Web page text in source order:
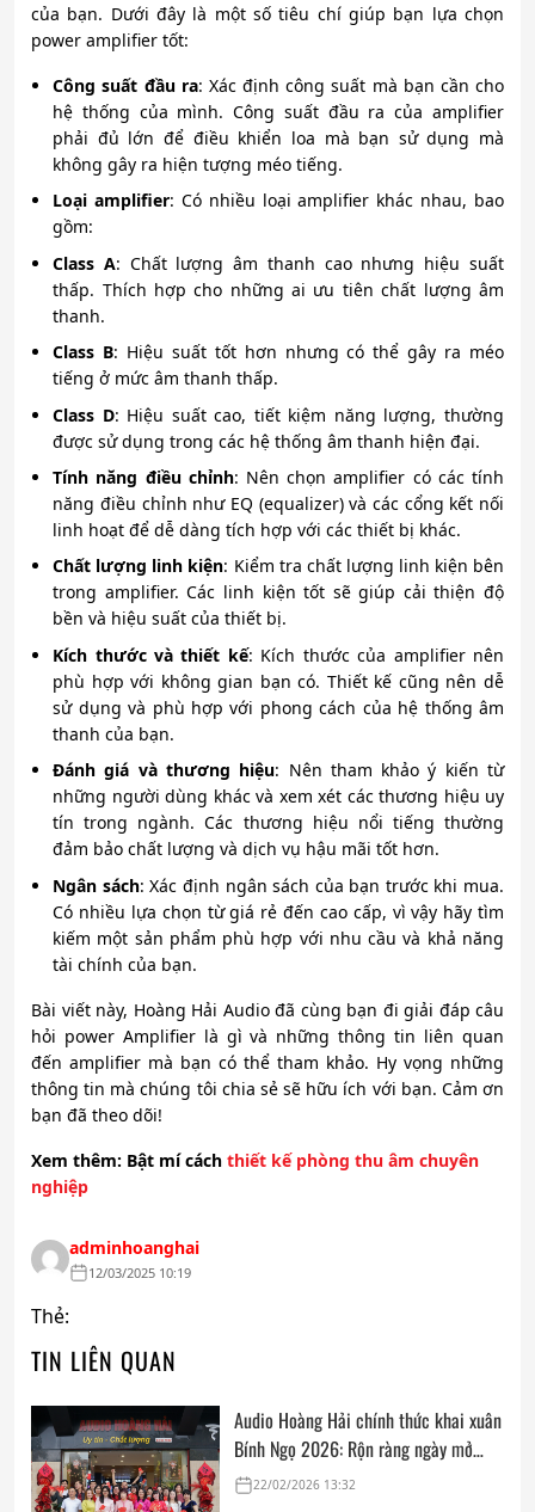
của bạn. Dưới đây là một số tiêu chí giúp bạn lựa chọn
power amplifier tốt:
Công suất đầu ra: Xác định công suất mà bạn cần cho
hệ thống của mình. Công suất đầu ra của amplifier
phải đủ lớn để điều khiển loa mà bạn sử dụng mà
không gây ra hiện tượng méo tiếng.
Loại amplifier: Có nhiều loại amplifier khác nhau, bao
gồm:
Class A: Chất lượng âm thanh cao nhưng hiệu suất
thấp. Thích hợp cho những ai ưu tiên chất lượng âm
thanh.
Class B: Hiệu suất tốt hơn nhưng có thể gây ra méo
tiếng ở mức âm thanh thấp.
Class D: Hiệu suất cao, tiết kiệm năng lượng, thường
được sử dụng trong các hệ thống âm thanh hiện đại.
Tính năng điều chỉnh: Nên chọn amplifier có các tính
năng điều chỉnh như EQ (equalizer) và các cổng kết nối
linh hoạt để dễ dàng tích hợp với các thiết bị khác.
Chất lượng linh kiện: Kiểm tra chất lượng linh kiện bên
trong amplifier. Các linh kiện tốt sẽ giúp cải thiện độ
bền và hiệu suất của thiết bị.
Kích thước và thiết kế: Kích thước của amplifier nên
phù hợp với không gian bạn có. Thiết kế cũng nên dễ
sử dụng và phù hợp với phong cách của hệ thống âm
thanh của bạn.
Đánh giá và thương hiệu: Nên tham khảo ý kiến từ
những người dùng khác và xem xét các thương hiệu uy
tín trong ngành. Các thương hiệu nổi tiếng thường
đảm bảo chất lượng và dịch vụ hậu mãi tốt hơn.
Ngân sách: Xác định ngân sách của bạn trước khi mua.
Có nhiều lựa chọn từ giá rẻ đến cao cấp, vì vậy hãy tìm
kiếm một sản phẩm phù hợp với nhu cầu và khả năng
tài chính của bạn.
Bài viết này, Hoàng Hải Audio đã cùng bạn đi giải đáp câu
hỏi power Amplifier là gì và những thông tin liên quan
đến amplifier mà bạn có thể tham khảo. Hy vọng những
thông tin mà chúng tôi chia sẻ sẽ hữu ích với bạn. Cảm ơn
bạn đã theo dõi!
Xem thêm: Bật mí cách thiết kế phòng thu âm chuyên
nghiệp
adminhoanghai
12/03/2025 10:19
Thẻ:
TIN LIÊN QUAN
Audio Hoàng Hải chính thức khai xuân
Bính Ngọ 2026: Rộn ràng ngày mở
cửa, trọn vẹn lời chúc đầu năm
22/02/2026 13:32